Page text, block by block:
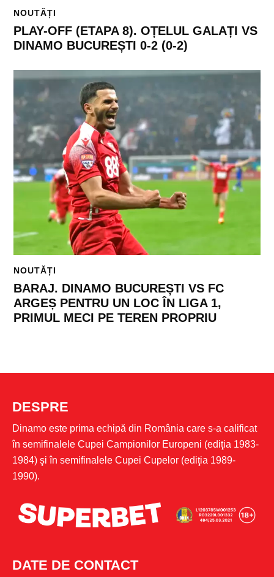
NOUTĂȚI
PLAY-OFF (ETAPA 8). OȚELUL GALAȚI VS
DINAMO BUCUREȘTI 0-2 (0-2)
NOUTĂȚI
BARAJ. DINAMO BUCUREȘTI VS FC
ARGEȘ PENTRU UN LOC ÎN LIGA 1,
PRIMUL MECI PE TEREN PROPRIU
DESPRE
Dinamo este prima echipă din România care s-a calificat
în semifinalele Cupei Campionilor Europeni (ediţia 1983-
1984) şi în semifinalele Cupei Cupelor (ediţia 1989-
1990).
DATE DE CONTACT